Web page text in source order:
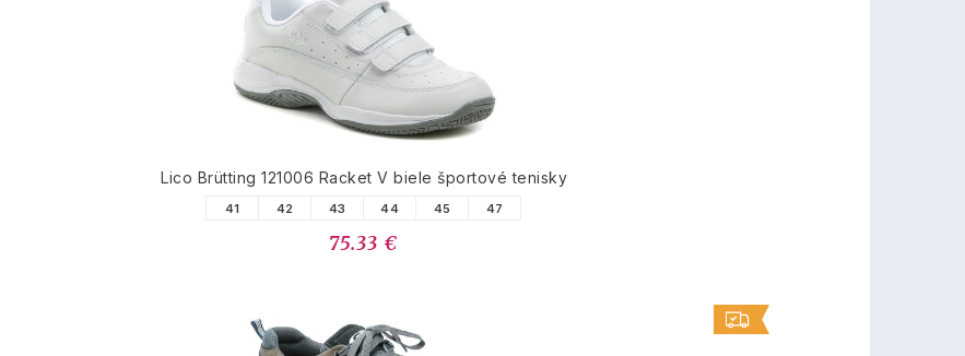
Lico Brütting 121006 Racket V biele športové tenisky
41 42 43 44 45 47
75.33 €